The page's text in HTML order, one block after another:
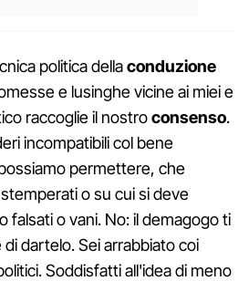
politica dellaconduzione
e lusinghe vicine ai miei e
raccoglie il nostroconsenso.
incompatibili col bene
permettere, che
o su cui si deve
falsati o vani. No: il demagogo ti
dartelo. Sei arrabbiato coi
Soddisfatti all'idea di meno